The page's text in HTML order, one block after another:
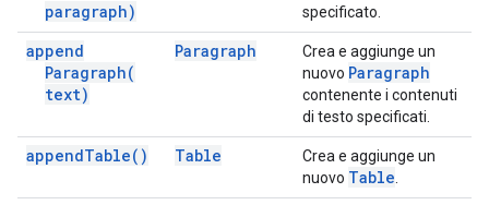
paragraph)
specificato.
append
Paragraph(
text)
Paragraph
Crea e aggiunge un
nuovo Paragraph
contenente i contenuti
di testo specificati.
appendTable( ) Table
Crea e aggiunge un
nuovo Table